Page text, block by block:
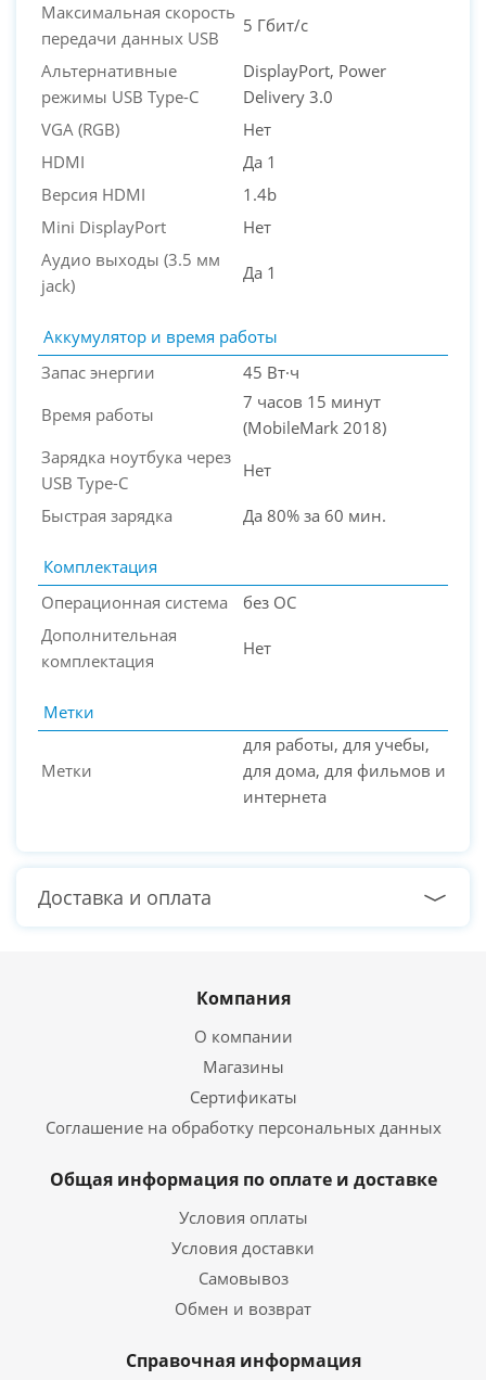
Максимальная скорость
передачи данных USB
5 Гбит/с
Альтернативные
режимы USB Type-C
DisplayPort, Power
Delivery 3.0
VGA (RGB)
Нет
HDMI
Да 1
Версия HDMI
1.4b
Mini DisplayPort
Нет
Аудио выходы (3.5 мм
jack)
Да 1
Аккумулятор и время работы
Запас энергии
45 Вт·ч
Время работы
7 часов 15 минут
(MobileMark 2018)
Зарядка ноутбука через
USB Type-C
Нет
Быстрая зарядка Да 80% за 60 мин.
Комплектация
Операционная система
без ОС
Дополнительная
комплектация
Нет
Метки
Метки
для работы, для учебы,
для дома, для фильмов и
интернета
Доставка и оплата
Компания
О компании
Магазины
Сертификаты
Соглашение на обработку персональных данных
Общая информация по оплате и доставке
Условия оплаты
Условия доставки
Самовывоз
Обмен и возврат
Справочная информация